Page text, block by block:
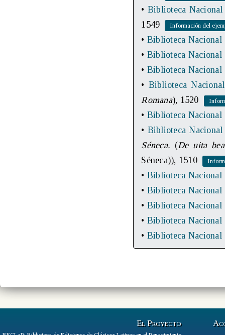
• Biblioteca Nacional
1549
• Biblioteca Nacional
• Biblioteca Nacional
• Biblioteca Nacional
• Biblioteca
Romana), 1520
• Biblioteca Nacional
• Biblioteca Nacional
Séneca. (De uita
Séneca)), 1510
• Biblioteca Nacional
• Biblioteca Nacional
• Biblioteca Nacional
• Biblioteca Nacional
• Biblioteca Nacional
El Proyecto